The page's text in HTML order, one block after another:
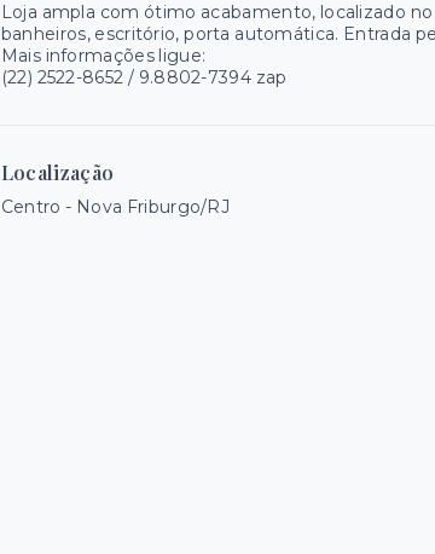
Loja ampla com ótimo acabamento, localizado
banheiros, escritório, porta automática. Entrada
Mais informações ligue:
(22) 2522-8652 / 9.8802-7394 zap
Localização
Centro - Nova Friburgo/RJ